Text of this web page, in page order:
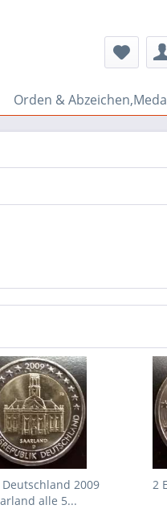
Orden &
2009
alle 5...
2